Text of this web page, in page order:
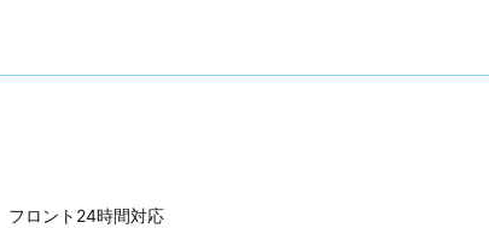
フロント24時間対応